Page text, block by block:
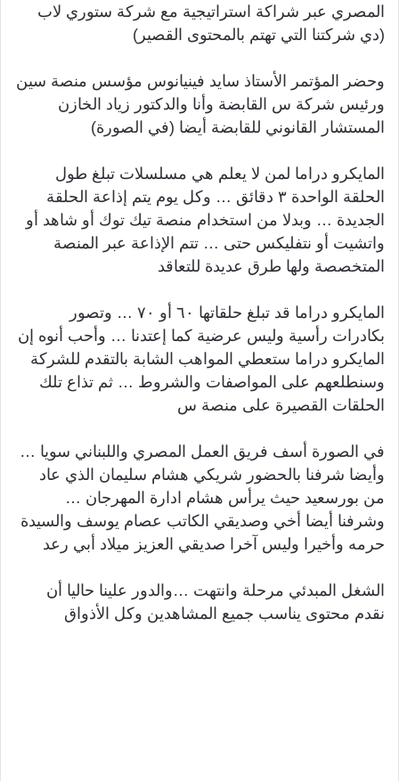
المصري عبر شراكة استراتيجية مع شركة ستوري لاب
(دي شركتنا التي تهتم بالمحتوى القصير)
وحضر المؤتمر الأستاذ سايد فينيانوس مؤسس منصة سين
ورئيس شركة س القابضة وأنا والدكتور زياد الخازن
المستشار القانوني للقابضة أيضا (في الصورة)
المايكرو دراما لمن لا يعلم هي مسلسلات تبلغ طول
الحلقة الواحدة ٣ دقائق … وكل يوم يتم إذاعة الحلقة
الجديدة … وبدلا من استخدام منصة تيك توك أو شاهد أو
واتشيت أو نتفليكس حتى … تتم الإذاعة عبر المنصة
المتخصصة ولها طرق عديدة للتعاقد
المايكرو دراما قد تبلغ حلقاتها ٦٠ أو ٧٠ … وتصور
بكادرات رأسية وليس عرضية كما إعتدنا … وأحب أنوه إن
المايكرو دراما ستعطي المواهب الشابة بالتقدم للشركة
وسنطلعهم على المواصفات والشروط … ثم تذاع تلك
الحلقات القصيرة على منصة س
في الصورة أسف فريق العمل المصري واللبناني سويا …
وأيضا شرفنا بالحضور شريكي هشام سليمان الذي عاد
من بورسعيد حيث يرأس هشام ادارة المهرجان …
وشرفنا أيضا أخي وصديقي الكاتب عصام يوسف والسيدة
حرمه وأخيرا وليس آخرا صديقي العزيز ميلاد أبي رعد
الشغل المبدئي مرحلة وانتهت …والدور علينا حاليا أن
نقدم محتوى يناسب جميع المشاهدين وكل الأذواق